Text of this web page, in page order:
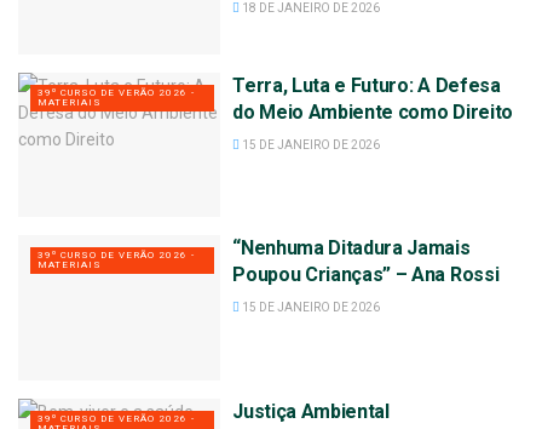
18 DE JANEIRO DE 2026
39º CURSO DE VERÃO 2026 -
MATERIAIS
Terra, Luta e Futuro: A Defesa
do Meio Ambiente como Direito
15 DE JANEIRO DE 2026
39º CURSO DE VERÃO 2026 -
MATERIAIS
“Nenhuma Ditadura Jamais
Poupou Crianças” – Ana Rossi
15 DE JANEIRO DE 2026
39º CURSO DE VERÃO 2026 -
Justiça Ambiental